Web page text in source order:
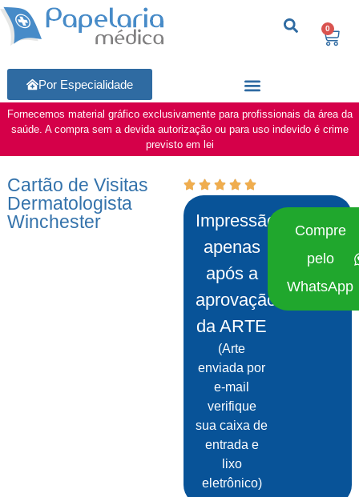
0
Por Especialidade
Fornecemos material gráfico exclusivamente para profissionais da área da
saúde. A compra sem a devida autorização ou para uso indevido é crime
previsto em lei
Cartão de Visitas
Dermatologista
Winchester
Impressão
apenas
após a
aprovação
da ARTE
(Arte
enviada por
e-mail
verifique
sua caixa de
entrada e
lixo
eletrônico)
Compre
pelo
WhatsApp